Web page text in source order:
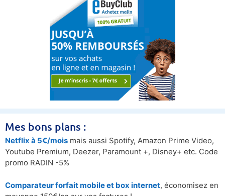
Mes bons plans :
Netflix à 5€/mois mais aussi Spotify, Amazon Prime Video,
Youtube Premium, Deezer, Paramount +, Disney+ etc. Code
promo RADIN -5%
Comparateur forfait mobile et box internet, économisez en